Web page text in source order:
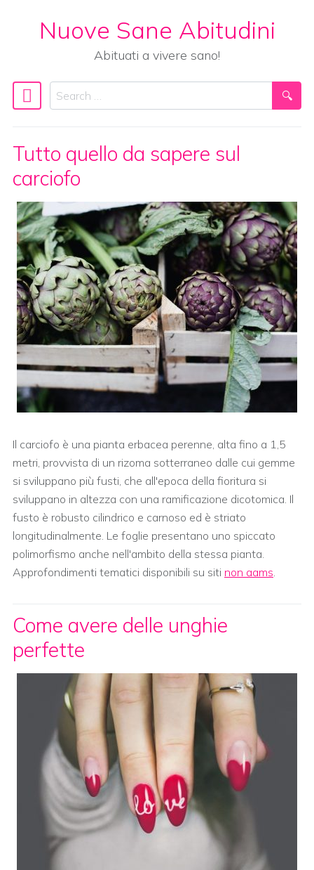
Nuove Sane Abitudini
Abituati a vivere sano!
Main Navigation
Search
Tutto quello da sapere sul
carciofo
Il carciofo è una pianta erbacea perenne, alta fino a 1,5
metri, provvista di un rizoma sotterraneo dalle cui gemme
si sviluppano più fusti, che all'epoca della fioritura si
sviluppano in altezza con una ramificazione dicotomica. Il
fusto è robusto cilindrico e carnoso ed è striato
longitudinalmente. Le foglie presentano uno spiccato
polimorfismo anche nell'ambito della stessa pianta.
Approfondimenti tematici disponibili su siti non aams.
Come avere delle unghie
perfette